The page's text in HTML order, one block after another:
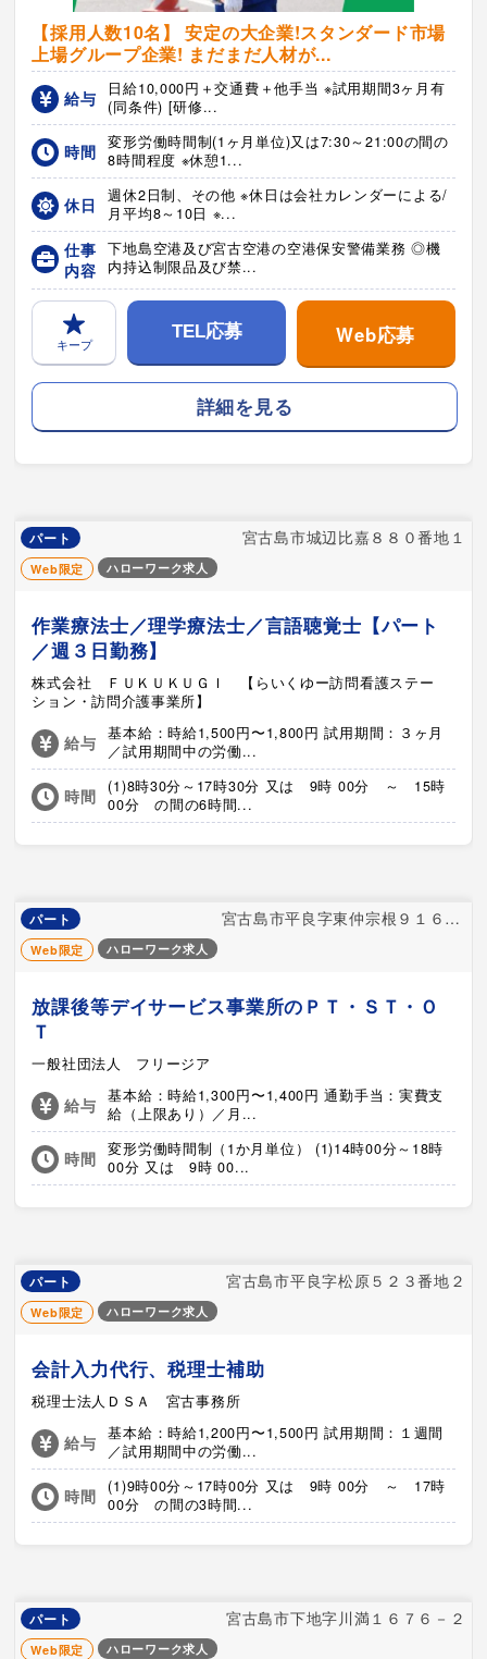
【採用人数10名】 安定の大企業!スタンダード市場
上場グループ企業! まだまだ人材が...
給与
日給10,000円＋交通費＋他手当 ※試用期間3ヶ月有
(同条件) [研修...
時間
変形労働時間制(1ヶ月単位)又は7:30～21:00の間の
8時間程度 ※休憩1...
休日
週休2日制、その他 ※休日は会社カレンダーによる/
月平均8～10日 ※...
仕事
内容
下地島空港及び宮古空港の空港保安警備業務 ◎機
内持込制限品及び禁...
キープ
TEL応募 Web応募
詳細を見る
パート 宮古島市城辺比嘉８８０番地１
Web限定 ハローワーク求人
作業療法士／理学療法士／言語聴覚士【パート
／週３日勤務】
株式会社 ＦＵＫＵＫＵＧＩ 【らいくゆー訪問看護ステー
ション・訪問介護事業所】
給与
基本給：時給1,500円〜1,800円 試用期間：３ヶ月
／試用期間中の労働...
時間
(1)8時30分～17時30分 又は 9時 00分 ～ 15時
00分 の間の6時間...
パート 宮古島市平良字東仲宗根９１６－３
Web限定 ハローワーク求人
放課後等デイサービス事業所のＰＴ・ＳＴ・Ｏ
Ｔ
一般社団法人 フリージア
給与
基本給：時給1,300円〜1,400円 通勤手当：実費支
給（上限あり）／月...
時間
変形労働時間制（1か月単位） (1)14時00分～18時
00分 又は 9時 00...
パート 宮古島市平良字松原５２３番地２
Web限定 ハローワーク求人
会計入力代行、税理士補助
税理士法人ＤＳＡ 宮古事務所
給与
基本給：時給1,200円〜1,500円 試用期間：１週間
／試用期間中の労働...
時間
(1)9時00分～17時00分 又は 9時 00分 ～ 17時
00分 の間の3時間...
パート 宮古島市下地字川満１６７６－２
Web限定 ハローワーク求人